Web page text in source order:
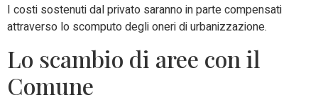
I costi sostenuti dal privato saranno in parte compensati
attraverso lo scomputo degli oneri di urbanizzazione.
Lo scambio di aree con il
Comune